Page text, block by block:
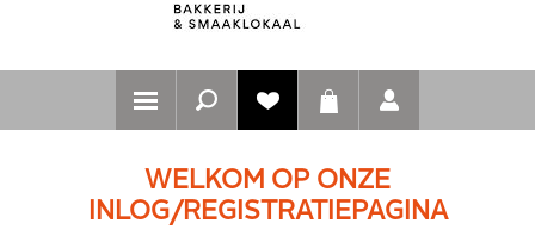
WELKOM OP ONZE
INLOG/REGISTRATIEPAGINA